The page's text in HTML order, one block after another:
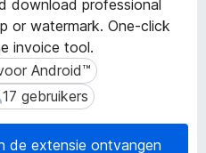
o
x
B
r
o
download professional
or watermark. One-click
invoice tool.
Android™
Android™
gebruikers
17 gebruikers
de extensie ontvangen